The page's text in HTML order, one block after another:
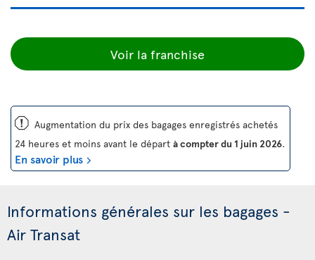
Voir la franchise
ü Augmentation du prix des bagages enregistrés achetés
24 heures et moins avant le départ à compter du 1 juin 2026.
En savoir plus
Informations générales sur les bagages -
Air Transat